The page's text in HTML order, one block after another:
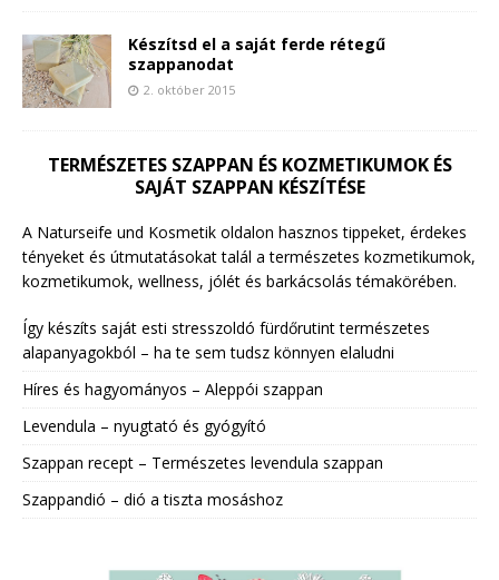
Készítsd el a saját ferde rétegű
szappanodat
2. október 2015
TERMÉSZETES SZAPPAN ÉS KOZMETIKUMOK ÉS
SAJÁT SZAPPAN KÉSZÍTÉSE
A Naturseife und Kosmetik oldalon hasznos tippeket, érdekes
tényeket és útmutatásokat talál a természetes kozmetikumok,
kozmetikumok, wellness, jólét és barkácsolás témakörében.
Így készíts saját esti stresszoldó fürdőrutint természetes
alapanyagokból – ha te sem tudsz könnyen elaludni
Híres és hagyományos – Aleppói szappan
Levendula – nyugtató és gyógyító
Szappan recept – Természetes levendula szappan
Szappandió – dió a tiszta mosáshoz